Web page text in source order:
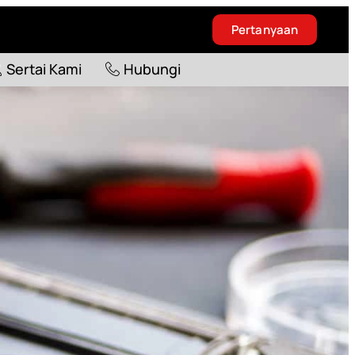
Pertanyaan
Sertai Kami Hubungi
Blog Sertai Kami